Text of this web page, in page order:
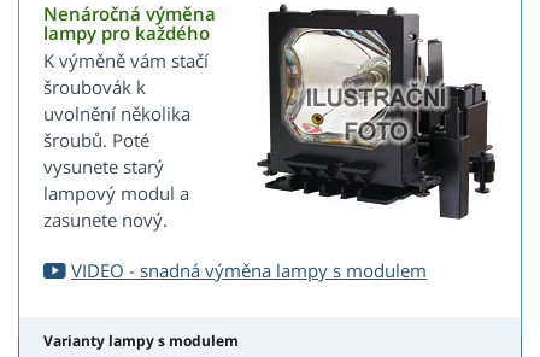
Nenáročná výměna
lampy pro každého
K výměně vám stačí
šroubovák k
uvolnění několika
šroubů. Poté
vysunete starý
lampový modul a
zasunete nový.
VIDEO - snadná výměna lampy s modulem
Varianty lampy s modulem